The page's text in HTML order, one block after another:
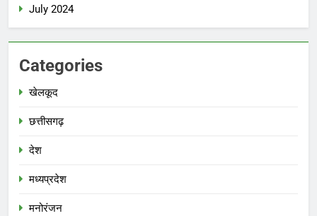
July 2024
Categories
खेलकूद
छत्तीसगढ़
देश
मध्‍यप्रदेश
मनोरंजन